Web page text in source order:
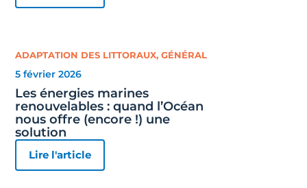
ADAPTATION DES LITTORAUX,GÉNÉRAL
5 février 2026
Les énergies marines
renouvelables : quand l’Océan
nous offre (encore !) une
solution
Lire l'article